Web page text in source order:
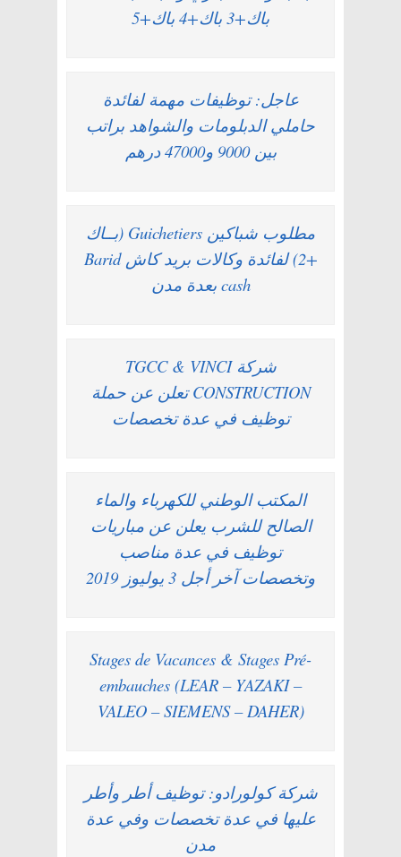
باك+3 باك+4 باك+5
عاجل: توظيفات مهمة لفائدة
حاملي الدبلومات والشواهد براتب
بين 9000 و47000 درهم
مطلوب شباكين Guichetiers (بــاك
+2) لفائدة وكالات بريد كاش Barid
cash بعدة مدن
شركة TGCC & VINCI
CONSTRUCTION تعلن عن حملة
توظيف في عدة تخصصات
المكتب الوطني للكهرباء والماء
الصالح للشرب يعلن عن مباريات
توظيف في عدة مناصب
وتخصصات آخر أجل 3 يوليوز 2019
Stages de Vacances & Stages Pré-
embauches (LEAR – YAZAKI –
VALEO – SIEMENS – DAHER)
شركة كولورادو: توظيف أطر وأطر
عليها في عدة تخصصات وفي عدة
مدن